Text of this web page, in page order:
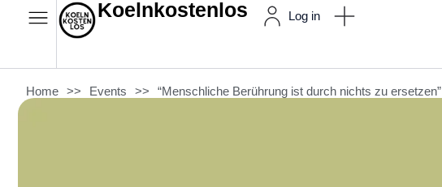
Koelnkostenlos Log in
Home >> Events >> “Menschliche Berührung ist durch nichts zu ersetzen”